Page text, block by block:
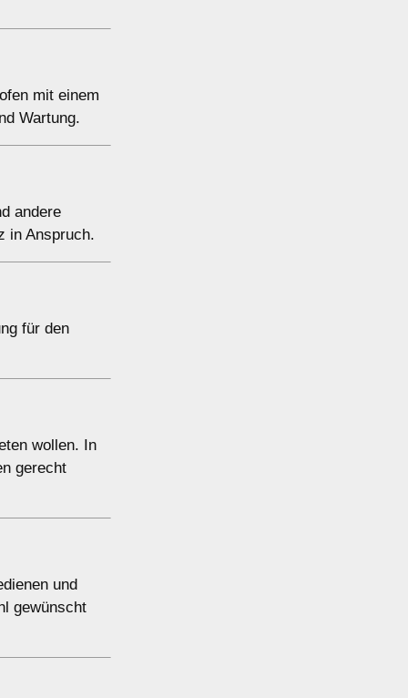
mit einem
Wartung.
andere
in Anspruch.
für den
wollen. In
gerecht
und
gewünscht